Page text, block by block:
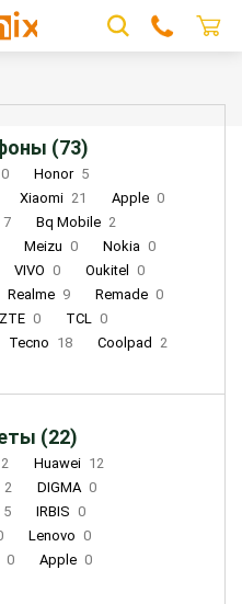
(73)
0 Honor 5
Xiaomi 21 Apple 0
7 Bq Mobile 2
Meizu 0 Nokia 0
VIVO 0 Oukitel
0
Realme 9 Remade 0
ZTE 0 TCL 0
Tecno 18 Coolpad 2
(22)
2 Huawei 12
2 DIGMA 0
5 IRBIS 0
Lenovo 0
0 Apple 0